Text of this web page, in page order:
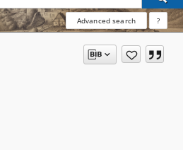
Advanced search ?